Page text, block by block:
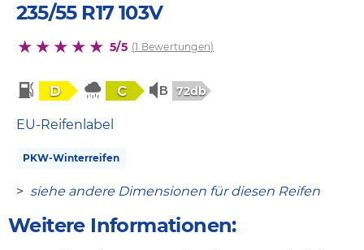
235/55 R17 103V
5/5 (1 Bewertungen)
D C 72db
EU-Reifenlabel
PKW-Winterreifen
> siehe andere Dimensionen für diesen Reifen
Weitere Informationen: